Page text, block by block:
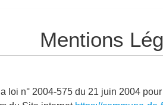
Mentions
loi n° 2004-575 du 21 juin 2004